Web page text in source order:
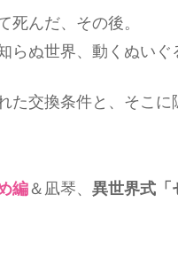
死んだ、その後。
らぬ世界、動くぬいぐ
た交換条件と、そこに
編＆凪琴、 異世界式「